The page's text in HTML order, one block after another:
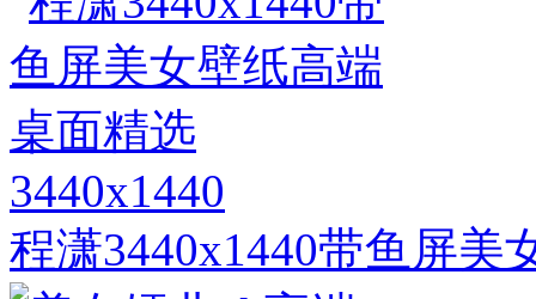
3440x1440
程潇3440x1440带鱼屏美